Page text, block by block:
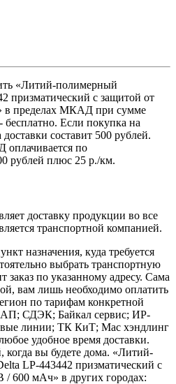
«Литий-полимерный
призматический с защитой от
в пределах МКАД при сумме
бесплатно. Если покупка на
составит 500 рублей.
по
рублей плюс 25 р./км.
доставку продукции во все
транспортной компанией.
назначения, куда требуется
выбрать транспортную
заказ по указанному адресу. Сама
вам лишь необходимо оплатить
по тарифам конкретной
СДЭК; Байкал сервис; ИР-
линии; ТК КиТ; Мас хэндлинг
удобное время доставки.
когда вы будете дома. «Литий-
LP-443442 призматический с
/ 600 мАч» в других городах: